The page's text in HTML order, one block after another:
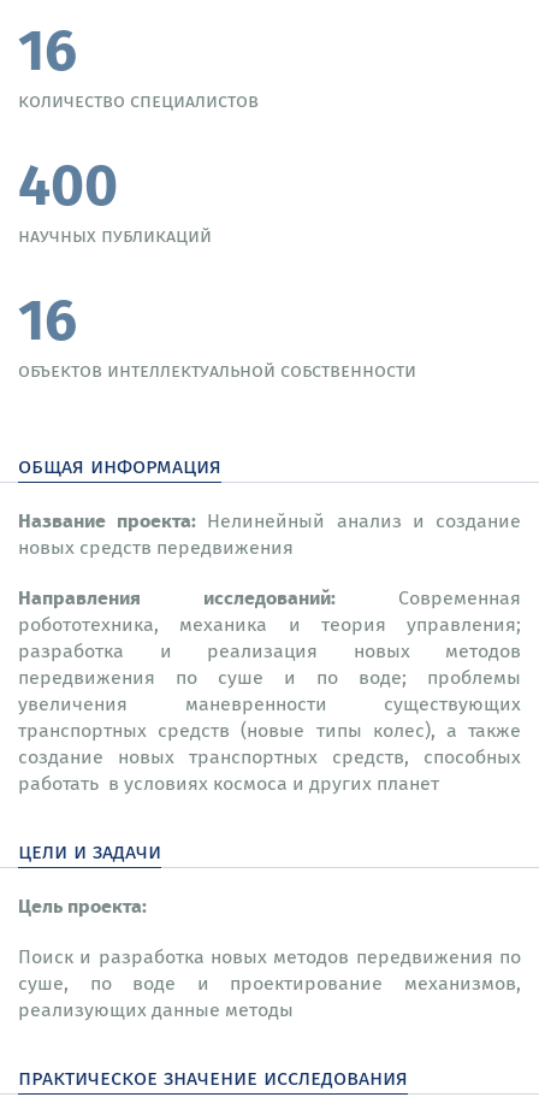
16
количество специалистов
400
научных публикаций
16
объектов интеллектуальной собственности
общая информация
Название проекта: Нелинейный анализ и создание
новых средств передвижения
Направления исследований: Современная
робототехника, механика и теория управления;
разработка и реализация новых методов
передвижения по суше и по воде; проблемы
увеличения маневренности существующих
транспортных средств (новые типы колес), а также
создание новых транспортных средств, способных
работать в условиях космоса и других планет
цели и задачи
Цель проекта:
Поиск и разработка новых методов передвижения по
суше, по воде и проектирование механизмов,
реализующих данные методы
практическое значение исследования